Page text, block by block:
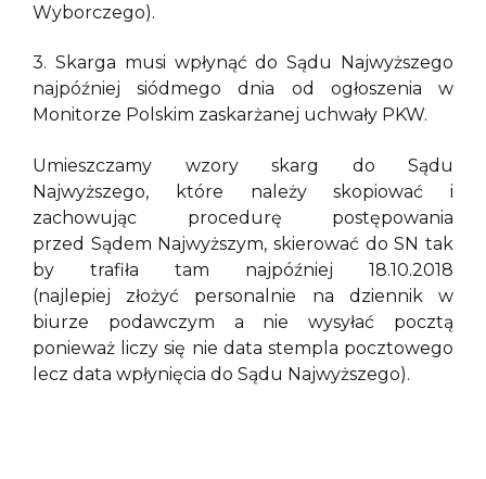
Wyborczego).
3. Skarga musi wpłynąć do Sądu Najwyższego
najpóźniej siódmego dnia od ogłoszenia w
Monitorze Polskim zaskarżanej uchwały PKW.
Umieszczamy wzory skarg do Sądu
Najwyższego, które należy skopiować i
zachowując procedurę postępowania
przed Sądem Najwyższym, skierować do SN tak
by trafiła tam najpóźniej 18.10.2018
(najlepiej złożyć personalnie na dziennik w
biurze podawczym a nie wysyłać pocztą
ponieważ liczy się nie data stempla pocztowego
lecz data wpłynięcia do Sądu Najwyższego).